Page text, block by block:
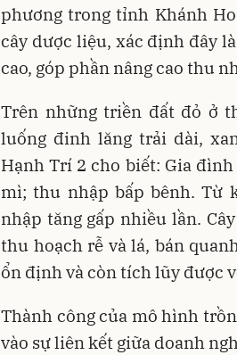
phương trong tỉnh Khánh
cây dược liệu, xác định đây
cao, góp phần nâng cao thu
Trên những triền đất đỏ ở
luống đinh lăng trải dài,
Hạnh Trí 2 cho biết: Gia
mì; thu nhập bấp bênh. Từ
nhập tăng gấp nhiều lần.
thu hoạch rễ và lá, bán
ổn định và còn tích lũy được
Thành công của mô hình
vào sự liên kết giữa doanh